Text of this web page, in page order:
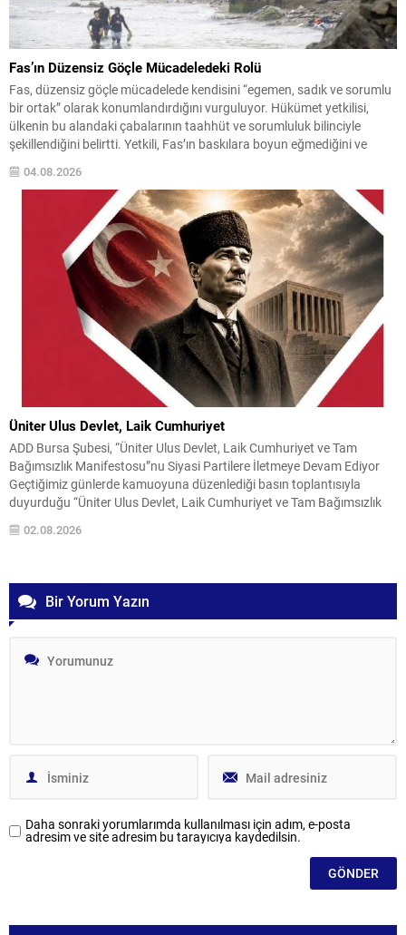
Fas’ın Düzensiz Göçle Mücadeledeki Rolü
Fas, düzensiz göçle mücadelede kendisini “egemen, sadık ve sorumlu
bir ortak” olarak konumlandırdığını vurguluyor. Hükümet yetkilisi,
ülkenin bu alandaki çabalarının taahhüt ve sorumluluk bilinciyle
şekillendiğini belirtti. Yetkili, Fas’ın baskılara boyun eğmediğini ve
ederek, mücadelenin ortak bir sorumluluk olduğunu söyledi. İş birliği...
04.08.2026
Üniter Ulus Devlet, Laik Cumhuriyet
ADD Bursa Şubesi, “Üniter Ulus Devlet, Laik Cumhuriyet ve Tam
Bağımsızlık Manifestosu”nu Siyasi Partilere İletmeye Devam Ediyor
Geçtiğimiz günlerde kamuoyuna düzenlediği basın toplantısıyla
duyurduğu “Üniter Ulus Devlet, Laik Cumhuriyet ve Tam Bağımsızlık
Manifestosu”nu, TBMM gündemine getirileceği ifade edilen çerçeve
yasa çalışmaları öncesinde yeniden kamuoyunun dikkatine sunan
02.08.2026
Bir Yorum Yazın
Daha sonraki yorumlarımda kullanılması için adım, e-posta
adresim ve site adresim bu tarayıcıya kaydedilsin.